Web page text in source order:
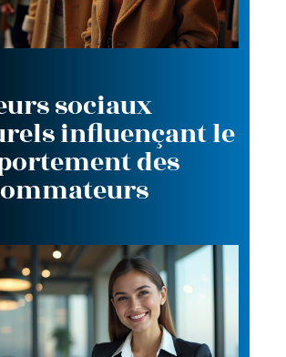
sociaux
influençant le
des